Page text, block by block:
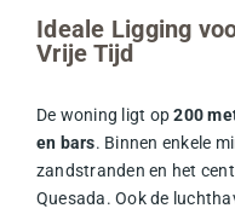
Ideale Ligging
Vrije Tijd
De woning ligt op200
en bars. Binnen enkele
zandstranden en het
Quesada. Ook de